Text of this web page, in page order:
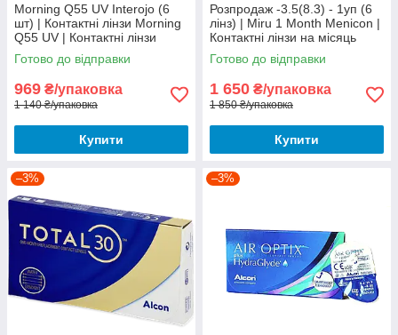
Morning Q55 UV Interojo (6
шт) | Контактні лінзи Morning
Q55 UV | Контактні лінзи
Морнинг 55
Готово до відправки
969 ₴/упаковка
1 140 ₴/упаковка
Купити
Розпродаж -3.5(8.3) - 1уп (6
лінз) | Miru 1 Month Menicon |
Контактні лінзи на місяць
Готово до відправки
1 650 ₴/упаковка
1 850 ₴/упаковка
Купити
–3% –3%